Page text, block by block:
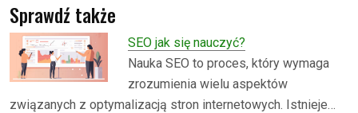
Sprawdź także
SEO jak się nauczyć?
Nauka SEO to proces, który wymaga
zrozumienia wielu aspektów
związanych z optymalizacją stron internetowych. Istnieje…